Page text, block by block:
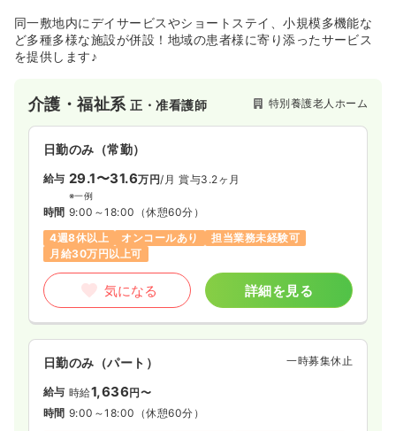
時間 9:00～17:30
土日休み
気になる
同一敷地内にデイサービスやショートステイ、小規模多機能な
ど多種多様な施設が併設！地域の患者様に寄り添ったサービス
を提供します♪
介護・福祉系正・准看護師 特別養護老人ホーム
日勤のみ（常勤）
給与 29.1〜31.6万円/月 賞与3.2ヶ月
※一例
時間 9:00～18:00 （休憩60分）
4週8休以上
オンコールあり
担当業務未経験可
月給30万円以上可
気になる 詳細を見る
日勤のみ（パート） 一時募集休止
給与 時給1,636円〜
時間 9:00～18:00 （休憩60分）